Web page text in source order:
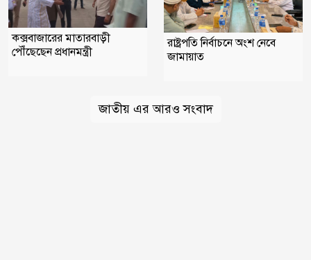
কক্সবাজারের মাতারবাড়ী
পৌঁছেছেন প্রধানমন্ত্রী
রাষ্ট্রপতি নির্বাচনে অংশ নেবে
জামায়াত
জাতীয় এর আরও সংবাদ